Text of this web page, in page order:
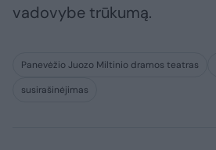
vadovybe trūkumą.
Panevėžio Juozo Miltinio dramos teatras
susirašinėjimas